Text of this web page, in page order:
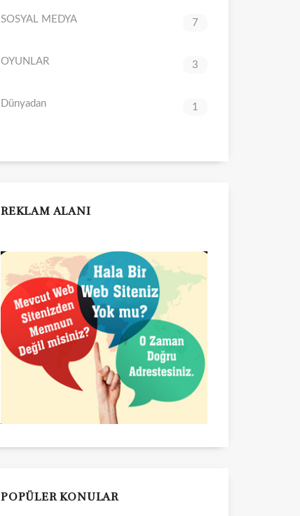
SOSYAL MEDYA 7
OYUNLAR 3
Dünyadan 1
REKLAM ALANI
POPÜLER KONULAR